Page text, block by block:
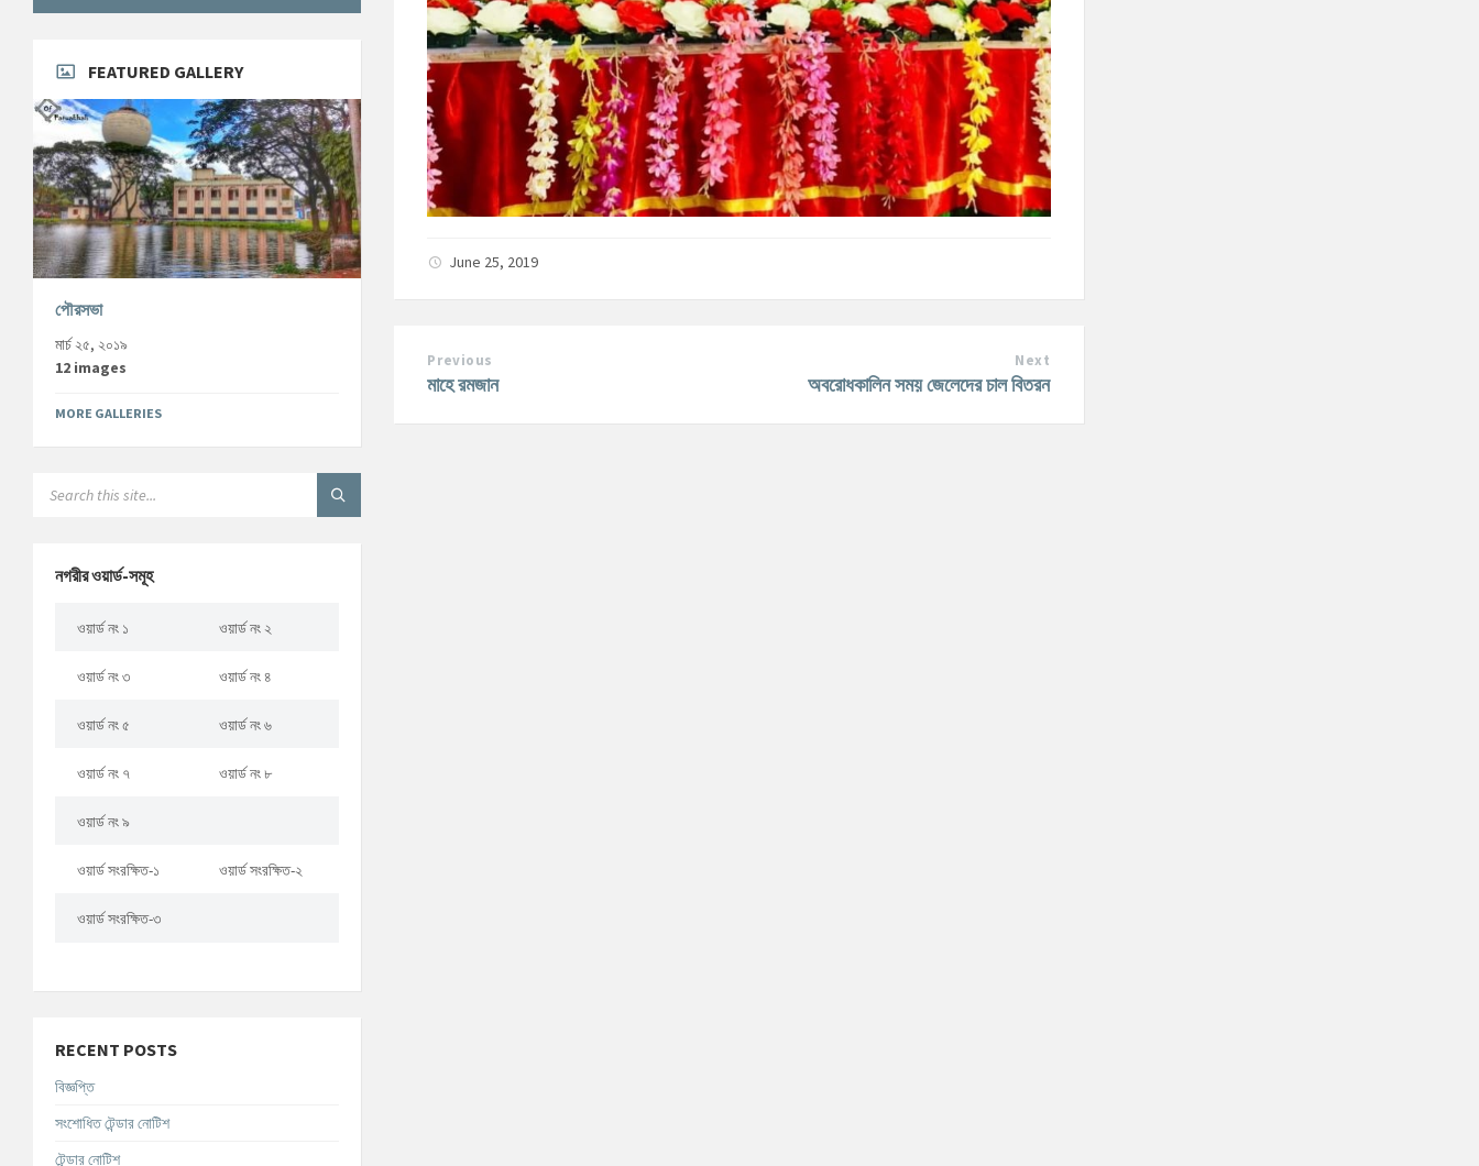
June 25, 2019
Previous
মাহে রমজান
Next
অবরোধকালিন সময় জেলেদের চাল বিতরন
FEATURED GALLERY
পৌরসভা
মার্চ ২৫, ২০১৯
12 images
MORE GALLERIES
নগরীর ওয়ার্ড-সমূহ
ওয়ার্ড নং ১ ওয়ার্ড নং ২
ওয়ার্ড নং ৩ ওয়ার্ড নং ৪
ওয়ার্ড নং ৫ ওয়ার্ড নং ৬
ওয়ার্ড নং ৭ ওয়ার্ড নং ৮
ওয়ার্ড নং ৯
ওয়ার্ড সংরক্ষিত-১ ওয়ার্ড সংরক্ষিত-২
ওয়ার্ড সংরক্ষিত-৩
RECENT POSTS
বিজ্ঞপ্তি
সংশোধিত টেন্ডার নোটিশ
টেন্ডার নোটিশ